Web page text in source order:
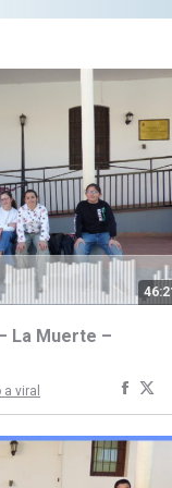
La Muerte –
viral
con